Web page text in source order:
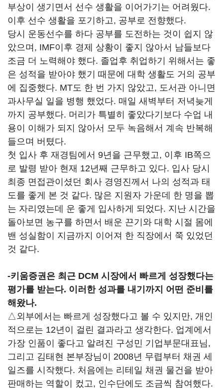
부상이 생기면서 선수 생활을 이어가기는 어려웠다.
이후 선수 생활을 포기하고, 공부로 전향했다.
당시 운동선수를 하다 공부를 도전하는 것이 쉽지 않
았으며, IMF이후 경제 상황이 좋지 않아서 남들보다
조금 더 노력해야 했다. 졸업후 취업하기 위해서는 좋
은 성적을 받아야 했기 때문에 대학 생활도 거의 공부
에 집중했다. MT도 한 번 가지 않았고, 도서관 아니면
과사무실 일을 병행 했었다. 매일 새벽부터 저녁늦게
까지 공부했다. 머리가 특별히 좋았다기보다 수업 내
용이 이해가 되지 않아서 모두 녹음해서 계속 반복해
들으며 버텼다.
첫 입사 후 재경팀에서 9년을 근무했고, 이후 IB쪽으
로 발령 받아 현재 12년째 근무하고 있다. 입사 당시
최종 면접관이셨던 회사 경영진께서 나의 성적과 태
도를 좋게 본 것 같다. 많은 지원자 가운데 한 명을 뽑
는 자리였는데 운 좋게 입사하게 되었다. 지난 시간을
돌아보면 농구를 하면서 배운 끈기와 대학 시절 몸에
밴 성실함이 지금까지 이어져 한 직장에서 쭉 있었던
것 같다.
-키움증권은 최근 DCM 시장에서 빠르게 성장했다는
평가를 받는다. 이러한 성과를 내기까지 어떤 준비를
해왔나.
△외부에서는 빠르게 성장했다고 볼 수 있지만, 개인
적으로는 12년이 걸린 결과라고 생각한다. 업계에서
가장 인품이 좋다고 알려진 구성민 기업부문대표님,
그리고 김태현 본부장님이 2008년 무렵부터 채권 세
일즈를 시작했다. 처음에는 리테일 채권 물건을 받아
판매하는 역할이 컸고, 인수단에도 조금씩 참여했다.